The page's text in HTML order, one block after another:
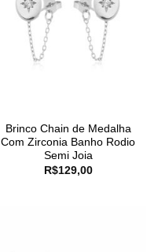
Brinco Chain de Medalha
Com Zirconia Banho Rodio
Semi Joia
R$129,00